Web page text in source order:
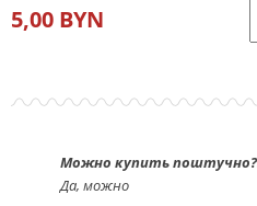
5,00 BYN
Можно купить
Да, можно